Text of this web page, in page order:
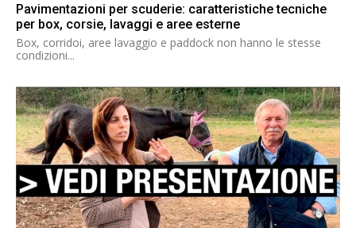
Pavimentazioni per scuderie: caratteristiche tecniche
per box, corsie, lavaggi e aree esterne
Box, corridoi, aree lavaggio e paddock non hanno le stesse
condizioni...